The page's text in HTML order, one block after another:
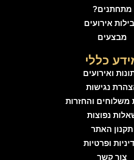
מתחתנים?
אירועים
מבצעים
כללי
ואירועים
נגישות
משלוחים והחזרות
נפוצות
תקנון האתר
ופרטיות
צור קשר